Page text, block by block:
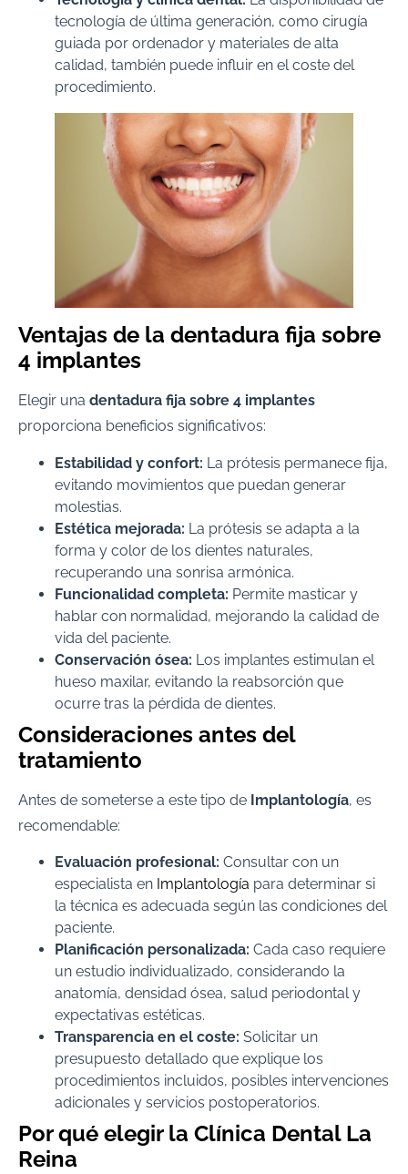
tecnología de última generación, como cirugía
guiada por ordenador y materiales de alta
calidad, también puede influir en el coste del
procedimiento.
Ventajas de la dentadura fija sobre
4 implantes
Elegir una dentadura fija sobre 4 implantes
proporciona beneficios significativos:
Estabilidad y confort: La prótesis permanece fija,
evitando movimientos que puedan generar
molestias.
Estética mejorada: La prótesis se adapta a la
forma y color de los dientes naturales,
recuperando una sonrisa armónica.
Funcionalidad completa: Permite masticar y
hablar con normalidad, mejorando la calidad de
vida del paciente.
Conservación ósea: Los implantes estimulan el
hueso maxilar, evitando la reabsorción que
ocurre tras la pérdida de dientes.
Consideraciones antes del
tratamiento
Antes de someterse a este tipo de Implantología, es
recomendable:
Evaluación profesional: Consultar con un
especialista en Implantología para determinar si
la técnica es adecuada según las condiciones del
paciente.
Planificación personalizada: Cada caso requiere
un estudio individualizado, considerando la
anatomía, densidad ósea, salud periodontal y
expectativas estéticas.
Transparencia en el coste: Solicitar un
presupuesto detallado que explique los
procedimientos incluidos, posibles intervenciones
adicionales y servicios postoperatorios.
Por qué elegir la Clínica Dental La
Reina